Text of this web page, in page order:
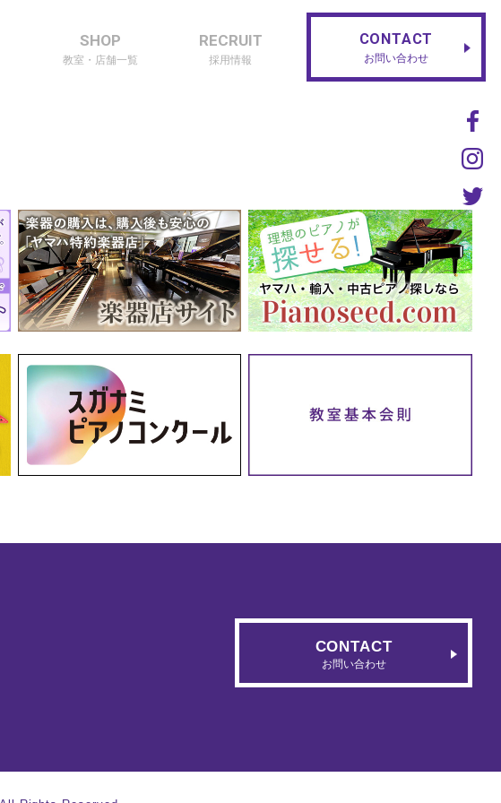
SHOP
教室・店舗一覧
RECRUIT
採用情報
CONTACT
お問い合わせ
CONTACT
お問い合わせ